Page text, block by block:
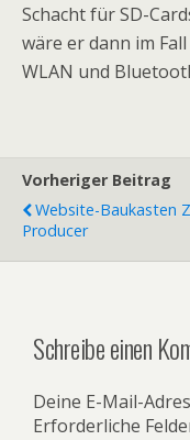
Schacht für SD-
wäre er dann im
WLAN und
Vorheriger Beitrag
Website-Baukasten
Producer
Schreibe einen
Deine E-Mail-
Erforderliche